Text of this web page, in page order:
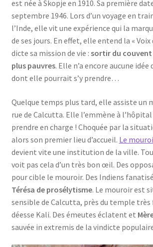
est née à Skopje en 1910. Sa première
septembre 1946. Lors d’un voyage en
l’Inde, elle vit une expérience qui la
de ses jours. En effet, elle entend la « Voix
dicte sa mission de vie : sortir du couvent
plus pauvres. Elle n’a encore aucune idée
dont elle pourrait s’y prendre…
Quelque temps plus tard, elle assiste un
rue de Calcutta. Elle l’emmène à
prendre en charge ! Choquée par la
alors son premier lieu d’accueil. Le
devient vite une institution de la ville.
voit pas cela d’un très bon œil. Des
pour cible le mouroir. Des Indiens
Térésa de prosélytisme. Le mouroir est
sensible de Calcutta, près du temple très
déesse Kali. Des émeutes éclatent et
sauvée in extremis de la vindicte